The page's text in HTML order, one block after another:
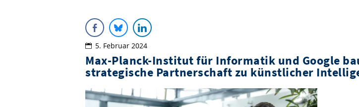
5. Februar 2024
Max-Planck-Institut für Informatik und Google
strategische Partnerschaft zu künstlicher